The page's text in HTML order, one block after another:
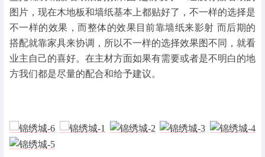
图片，现在木地板和墙纸基本上都贴好了，不一样的选择是
不一样的效果，而整体的效果目前靠墙纸来影射 而后期的
搭配就靠家具来协调，所以不一样的选择效果图不同，就看
业主自己的喜好。在主材方面如果有需要或者是不明白的地
方我们都是尽量的配合和给予建议。